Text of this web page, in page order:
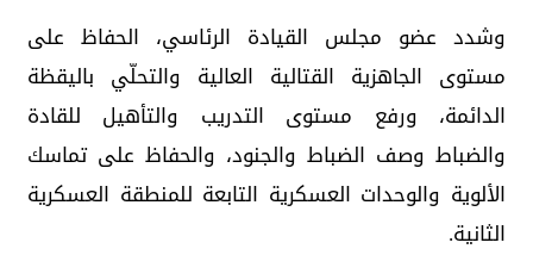
وشدد عضو مجلس القيادة الرئاسي، الحفاظ على
مستوى الجاهزية القتالية العالية والتحلّي باليقظة
الدائمة، ورفع مستوى التدريب والتأهيل للقادة
والضباط وصف الضباط والجنود، والحفاظ على تماسك
الألوية والوحدات العسكرية التابعة للمنطقة العسكرية
الثانية.